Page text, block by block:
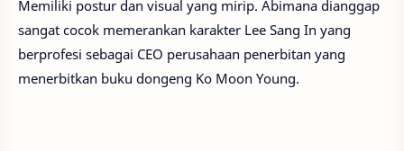
Memiliki postur dan visual yang mirip. Abimana dianggap
sangat cocok memerankan karakter Lee Sang In yang
berprofesi sebagai CEO perusahaan penerbitan yang
menerbitkan buku dongeng Ko Moon Young.